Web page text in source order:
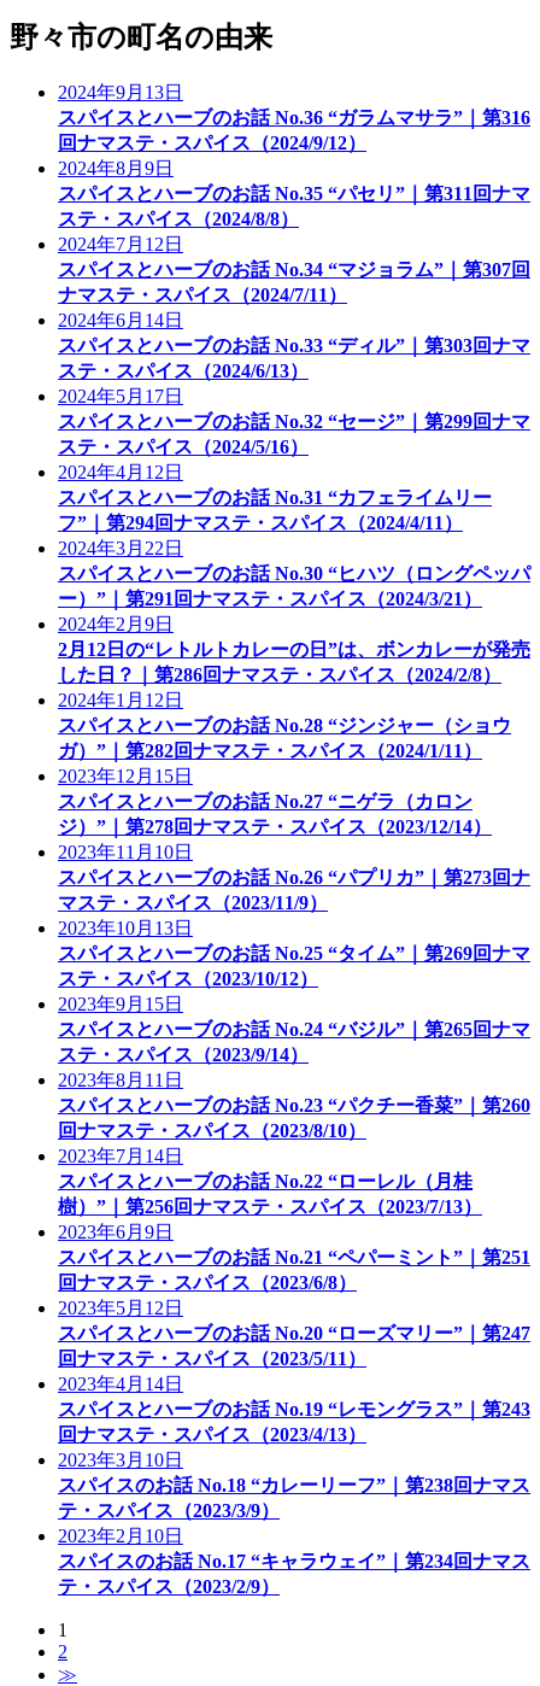
野々市の町名の由来
2024年9月13日
スパイスとハーブのお話 No.36 “ガラムマサラ”｜第316
回ナマステ・スパイス（2024/9/12）
2024年8月9日
スパイスとハーブのお話 No.35 “パセリ”｜第311回ナマ
ステ・スパイス（2024/8/8）
2024年7月12日
スパイスとハーブのお話 No.34 “マジョラム”｜第307回
ナマステ・スパイス（2024/7/11）
2024年6月14日
スパイスとハーブのお話 No.33 “ディル”｜第303回ナマ
ステ・スパイス（2024/6/13）
2024年5月17日
スパイスとハーブのお話 No.32 “セージ”｜第299回ナマ
ステ・スパイス（2024/5/16）
2024年4月12日
スパイスとハーブのお話 No.31 “カフェライムリー
フ”｜第294回ナマステ・スパイス（2024/4/11）
2024年3月22日
スパイスとハーブのお話 No.30 “ヒハツ（ロングペッパ
ー）”｜第291回ナマステ・スパイス（2024/3/21）
2024年2月9日
2月12日の“レトルトカレーの日”は、ボンカレーが発売
した日？｜第286回ナマステ・スパイス（2024/2/8）
2024年1月12日
スパイスとハーブのお話 No.28 “ジンジャー（ショウ
ガ）”｜第282回ナマステ・スパイス（2024/1/11）
2023年12月15日
スパイスとハーブのお話 No.27 “ニゲラ（カロン
ジ）”｜第278回ナマステ・スパイス（2023/12/14）
2023年11月10日
スパイスとハーブのお話 No.26 “パプリカ”｜第273回ナ
マステ・スパイス（2023/11/9）
2023年10月13日
スパイスとハーブのお話 No.25 “タイム”｜第269回ナマ
ステ・スパイス（2023/10/12）
2023年9月15日
スパイスとハーブのお話 No.24 “バジル”｜第265回ナマ
ステ・スパイス（2023/9/14）
2023年8月11日
スパイスとハーブのお話 No.23 “パクチー香菜”｜第260
回ナマステ・スパイス（2023/8/10）
2023年7月14日
スパイスとハーブのお話 No.22 “ローレル（月桂
樹）”｜第256回ナマステ・スパイス（2023/7/13）
2023年6月9日
スパイスとハーブのお話 No.21 “ペパーミント”｜第251
回ナマステ・スパイス（2023/6/8）
2023年5月12日
スパイスとハーブのお話 No.20 “ローズマリー”｜第247
回ナマステ・スパイス（2023/5/11）
2023年4月14日
スパイスとハーブのお話 No.19 “レモングラス”｜第243
回ナマステ・スパイス（2023/4/13）
2023年3月10日
スパイスのお話 No.18 “カレーリーフ”｜第238回ナマス
テ・スパイス（2023/3/9）
2023年2月10日
スパイスのお話 No.17 “キャラウェイ”｜第234回ナマス
テ・スパイス（2023/2/9）
1
2
≫